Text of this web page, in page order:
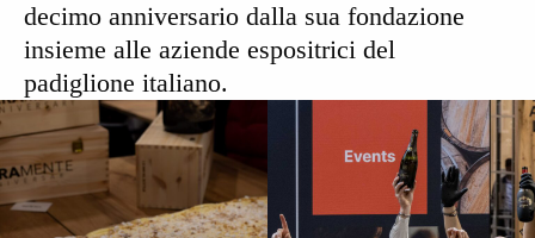
decimo anniversario dalla sua fondazione
insieme alle aziende espositrici del
padiglione italiano.